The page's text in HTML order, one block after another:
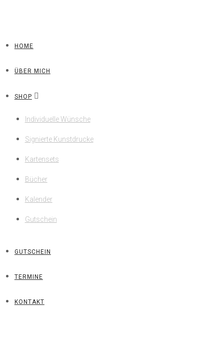
HOME
ÜBER MICH
SHOP
Individuelle Wünsche
Signierte Kunstdrucke
Kartensets
Bücher
Kalender
Gutschein
GUTSCHEIN
TERMINE
KONTAKT